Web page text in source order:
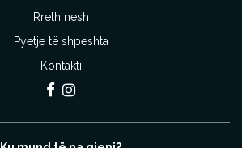
Rreth nesh
Pyetje të shpeshta
Kontakti